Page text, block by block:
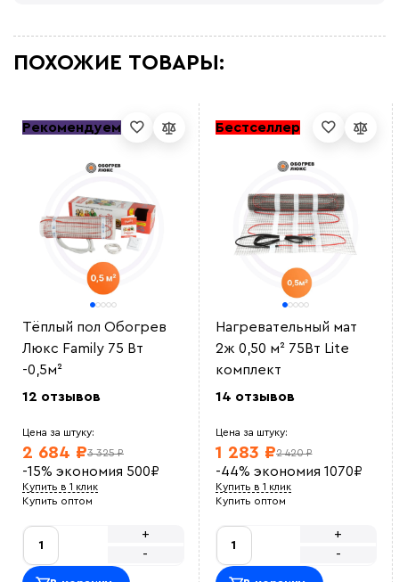
ПОХОЖИЕ ТОВАРЫ:
Рекомендуем
Тёплый пол Обогрев
Люкс Family 75 Вт
-0,5м²
12 отзывов
Цена за штуку:
3 325 ₽
2 684 ₽
-15% экономия 500₽
Купить в 1 клик
Купить оптом
-
+
Бестселлер
Нагревательный мат
2ж 0,50 м² 75Вт Lite
комплект
14 отзывов
Цена за штуку:
2 420 ₽
1 283 ₽
-44% экономия 1070₽
Купить в 1 клик
Купить оптом
-
+